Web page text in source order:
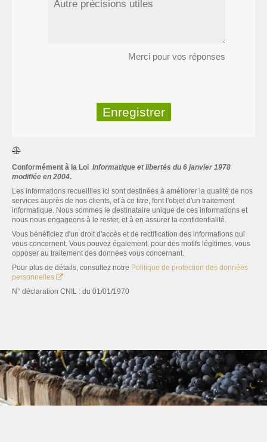
Merci pour vos réponses
Enregistrer
Conformément à la Loi Informatique et libertés du 6 janvier 1978
modifiée en 2004.
Les informations recueillies ici sont destinées à améliorer la qualité de nos
services auprès de nos clients, et à ce titre, font l'objet d'un traitement
informatique. Nous sommes le destinataire unique de ces informations et
nous nous engageons à le rester, et à en assurer la confidentialité.
Vous bénéficiez d'un droit d'accès et de rectification des informations qui
vous concernent. Vous pouvez également, pour des motifs légitimes, vous
opposer au traitement des données vous concernant.
Pour plus de détails, consultez notre Politique de protection des données
personnelles
N° déclaration CNIL : du 01/01/1970